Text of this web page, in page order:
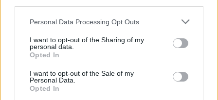
Personal Data Processing Opt Outs
I want to opt-out of the Sharing of my
personal data.
Opted In
I want to opt-out of the Sale of my
Personal Data.
Opted In
Žiūrimiausi įrašai
Vaizdai iš tragiškos avarijos Vilniaus r.: dviejų moterų ir
Žinios | Lietuvos diena